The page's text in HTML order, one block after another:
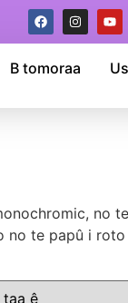
B tomoraa Us
no
no te papû i